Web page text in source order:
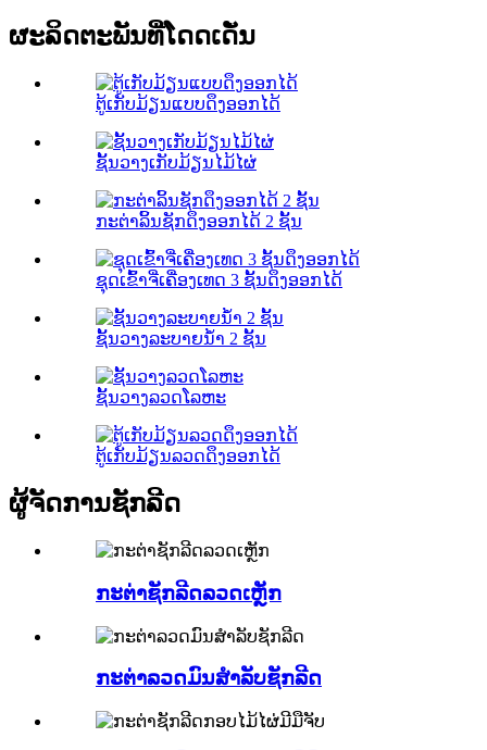
ຜະລິດຕະພັນທີ່ໂດດເດັ່ນ
ຕູ້ເກັບມ້ຽນແບບດຶງອອກໄດ້
ຊັ້ນວາງເກັບມ້ຽນໄມ້ໄຜ່
ກະຕ່າລິ້ນຊັກດຶງອອກໄດ້ 2 ຊັ້ນ
ຊຸດເຂົ້າຈີ່ເຄື່ອງເທດ 3 ຊັ້ນດຶງອອກໄດ້
ຊັ້ນວາງລະບາຍນ້ຳ 2 ຊັ້ນ
ຊັ້ນວາງລວດໂລຫະ
ຕູ້ເກັບມ້ຽນລວດດຶງອອກໄດ້
ຜູ້ຈັດການຊັກລີດ
ກະຕ່າຊັກລີດລວດເຫຼັກ
ກະຕ່າລວດມົນສຳລັບຊັກລີດ